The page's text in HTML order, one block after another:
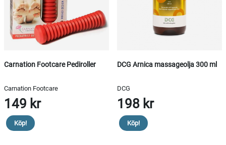
Carnation Footcare Pediroller
Carnation Footcare
149 kr
Köp!
DCG Arnica massageolja 300 ml
DCG
198 kr
Köp!